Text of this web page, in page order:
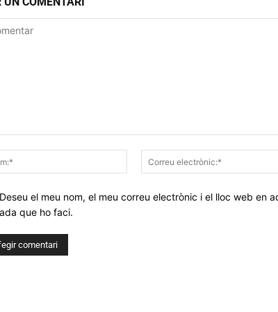
Nom:*
Deseu el meu nom, el meu correu electrònic i el lloc web en
que ho faci.